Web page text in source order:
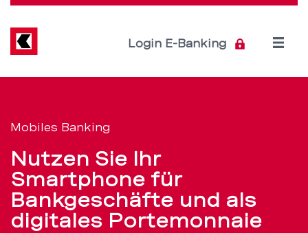
Banking
und
Apps
–
Direkt
Inhalt
Login E-Banking
Open
Mobiles Banking
Nutzen Sie Ihr
Smartphone für
Bankgeschäfte und als
digitales Portemonnaie